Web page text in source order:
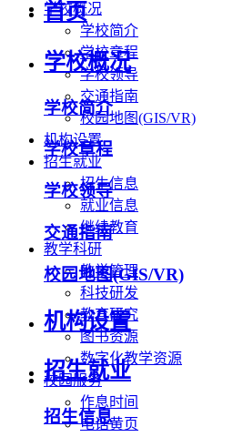
学校概况
学校简介
学校章程
学校领导
交通指南
校园地图(GIS/VR)
机构设置
招生就业
招生信息
就业信息
继续教育
教学科研
教学管理
科技研发
教育研究
图书资源
数字化教学资源
校园服务
作息时间
电话黄页
首页
学校概况
学校简介
学校章程
学校领导
交通指南
校园地图(GIS/VR)
机构设置
招生就业
招生信息